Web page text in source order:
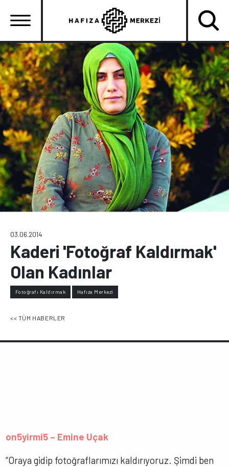
atla
Ana
gezinti
menüsü
03.06.2014
Kaderi 'Fotoğraf Kaldırmak'
Olan Kadınlar
Fotoğrafı Kaldırmak Hafıza Merkezi
<< TÜM HABERLER
on5yirmi5 – Emine Uçak
“Oraya gidip fotoğraflarımızı kaldırıyoruz. Şimdi ben